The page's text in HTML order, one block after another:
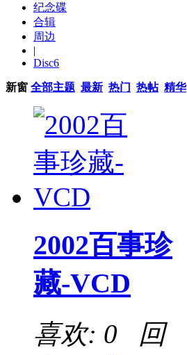
纪念碟
合辑
周边
|
Disc6
新窗 全部主题 最新 热门 热帖 精华
2002百事珍
藏-VCD
喜欢: 0 回